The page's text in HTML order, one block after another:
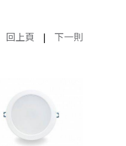
回上頁 | 下一則